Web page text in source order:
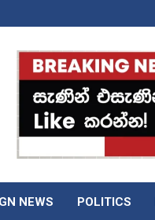
NEWS POLITICS